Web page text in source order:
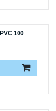
100